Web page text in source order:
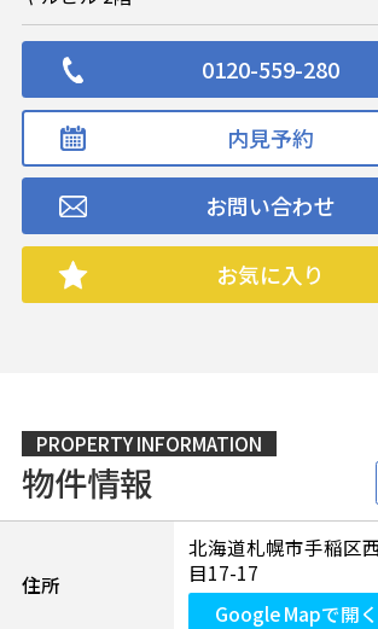
0120-559-280
内見予約
お問い合わせ
お気に入り
PROPERTY INFORMATION
物件情報
住所
北海道札幌市手稲区
目17-17
Google Mapで開く